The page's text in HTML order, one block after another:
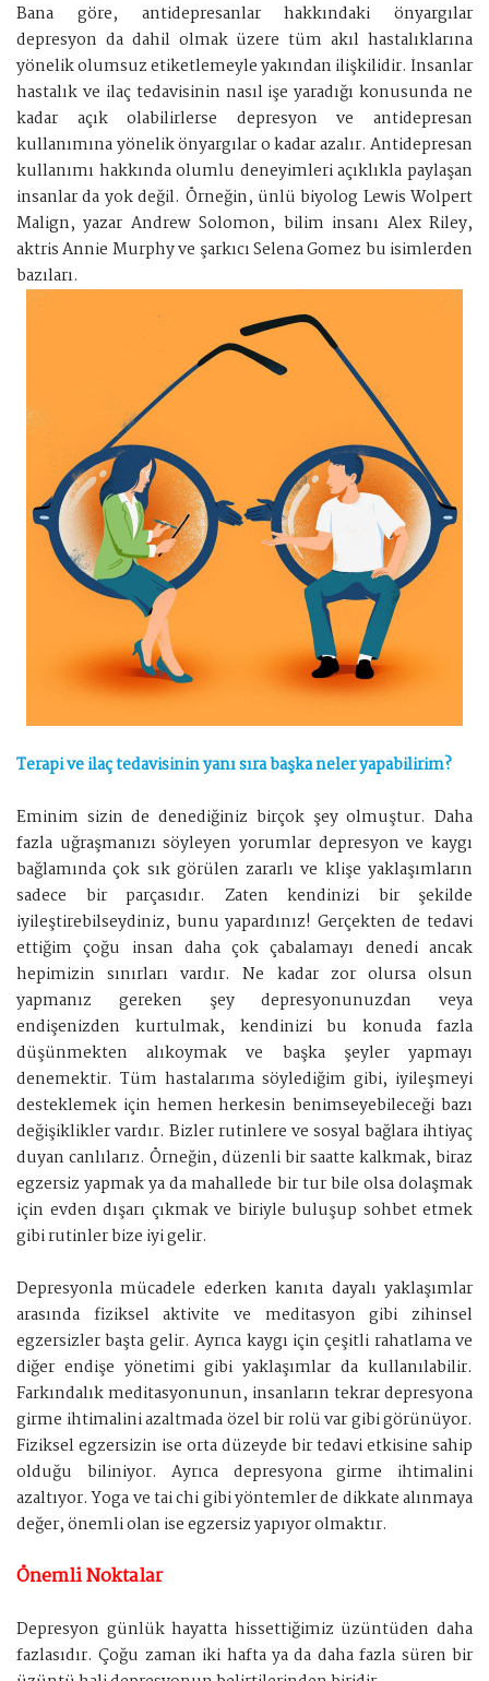
Bana göre, antidepresanlar hakkındaki önyargılar
depresyon da dahil olmak üzere tüm akıl hastalıklarına
yönelik olumsuz etiketlemeyle yakından ilişkilidir. İnsanlar
hastalık ve ilaç tedavisinin nasıl işe yaradığı konusunda ne
kadar açık olabilirlerse depresyon ve antidepresan
kullanımına yönelik önyargılar o kadar azalır. Antidepresan
kullanımı hakkında olumlu deneyimleri açıklıkla paylaşan
insanlar da yok değil. Örneğin, ünlü biyolog Lewis Wolpert
Malign, yazar Andrew Solomon, bilim insanı Alex Riley,
aktris Annie Murphy ve şarkıcı Selena Gomez bu isimlerden
bazıları.
Terapi ve ilaç tedavisinin yanı sıra başka neler yapabilirim?
Eminim sizin de denediğiniz birçok şey olmuştur. Daha
fazla uğraşmanızı söyleyen yorumlar depresyon ve kaygı
bağlamında çok sık görülen zararlı ve klişe yaklaşımların
sadece bir parçasıdır. Zaten kendinizi bir şekilde
iyileştirebilseydiniz, bunu yapardınız! Gerçekten de tedavi
ettiğim çoğu insan daha çok çabalamayı denedi ancak
hepimizin sınırları vardır. Ne kadar zor olursa olsun
yapmanız gereken şey depresyonunuzdan veya
endişenizden kurtulmak, kendinizi bu konuda fazla
düşünmekten alıkoymak ve başka şeyler yapmayı
denemektir. Tüm hastalarıma söylediğim gibi, iyileşmeyi
desteklemek için hemen herkesin benimseyebileceği bazı
değişiklikler vardır. Bizler rutinlere ve sosyal bağlara ihtiyaç
duyan canlılarız. Örneğin, düzenli bir saatte kalkmak, biraz
egzersiz yapmak ya da mahallede bir tur bile olsa dolaşmak
için evden dışarı çıkmak ve biriyle buluşup sohbet etmek
gibi rutinler bize iyi gelir.
Depresyonla mücadele ederken kanıta dayalı yaklaşımlar
arasında fiziksel aktivite ve meditasyon gibi zihinsel
egzersizler başta gelir. Ayrıca kaygı için çeşitli rahatlama ve
diğer endişe yönetimi gibi yaklaşımlar da kullanılabilir.
Farkındalık meditasyonunun, insanların tekrar depresyona
girme ihtimalini azaltmada özel bir rolü var gibi görünüyor.
Fiziksel egzersizin ise orta düzeyde bir tedavi etkisine sahip
olduğu biliniyor. Ayrıca depresyona girme ihtimalini
azaltıyor. Yoga ve tai chi gibi yöntemler de dikkate alınmaya
değer, önemli olan ise egzersiz yapıyor olmaktır.
Önemli Noktalar
Depresyon günlük hayatta hissettiğimiz üzüntüden daha
fazlasıdır. Çoğu zaman iki hafta ya da daha fazla süren bir